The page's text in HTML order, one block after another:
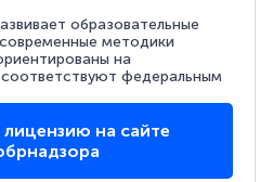
образовательные
методики
на
федеральным
на сайте